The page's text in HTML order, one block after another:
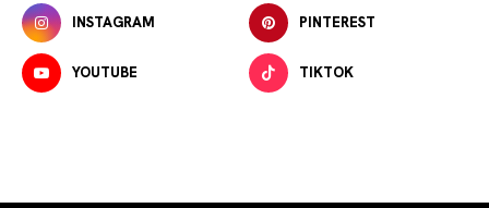
INSTAGRAM PINTEREST
YOUTUBE TIKTOK